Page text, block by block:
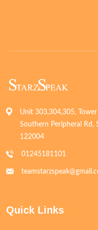
Unit 303,304,305, Tower
Southern Peripheral Rd,
122004
01245181101
Quick Links